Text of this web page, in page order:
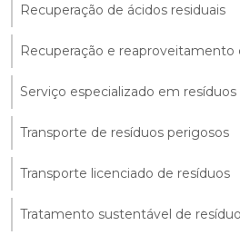
Recuperação de ácidos residuais
Recuperação e reaproveitamento
Serviço especializado em
Transporte de resíduos perigosos
Transporte licenciado de resíduos
Tratamento sustentável de